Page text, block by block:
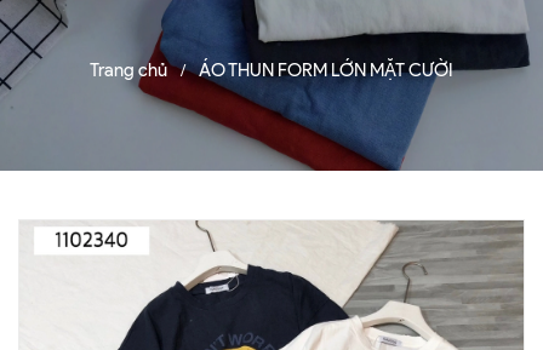
Trang chủ / ÁO THUN FORM LỚN MẶT CƯỜI